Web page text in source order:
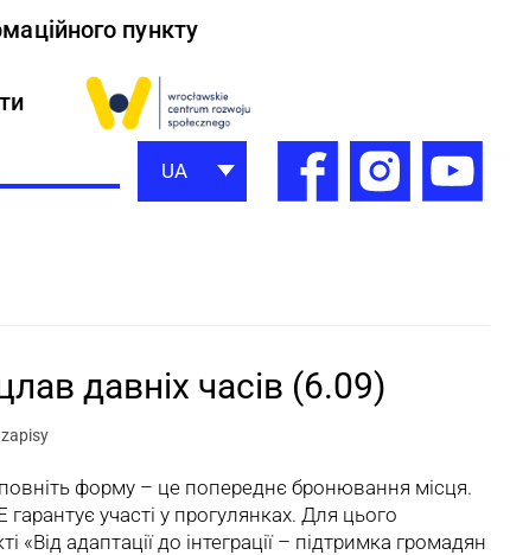
пункту
UA
давніх часів (6.09)
zapisy
форму – це попереднє бронювання місця.
участі у прогулянках. Для цього
«Від адаптації до інтеграції – підтримка громадян